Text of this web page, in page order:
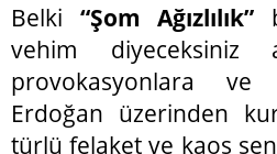
Belki “Şom Ağızlılık”
vehim diyeceksiniz
provokasyonlara ve
Erdoğan üzerinden
türlü felaket ve kaos